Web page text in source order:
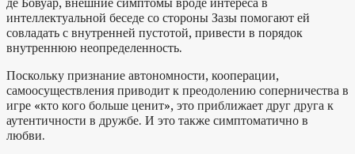
интеллектуальной беседе со стороны Зазы помогают ей
совладать с внутренней пустотой, привести в порядок
внутреннюю неопределенность.
Поскольку признание автономности, кооперации,
самоосуществления приводит к преодолению соперничества в
игре «кто кого больше ценит», это приближает друг друга к
аутентичности в дружбе. И это также симптоматично в
любви.